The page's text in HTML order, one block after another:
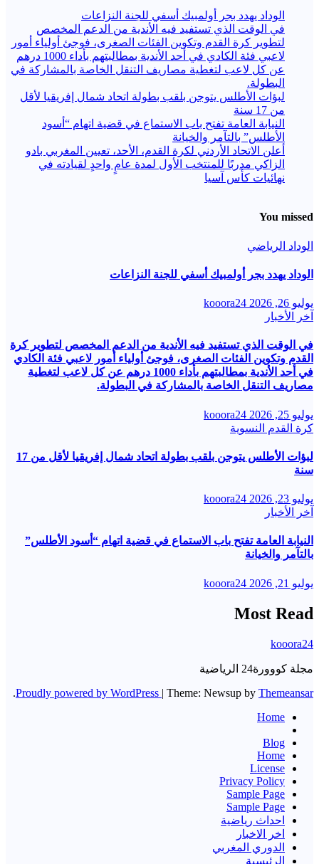
الوداد يهدد بجر أولمبيك أسفي للجنة النزاعات
في الوقت الذي تستفيد فيه الأندية من الدعم المخصص
لتطوير كرة القدم وتكوين الفئات الصغرى، فوجئ أولياء أمور
لاعبي فئة الكادي في أحد الأندية بمطالبتهم بأداء 1000 درهم
عن كل لاعب لتغطية مصاريف التنقل الخاصة بالمشاركة في
البطولة.
لبؤات الأطلس يتوجن بلقب بطولة اتحاد شمال إفريقيا لأقل
من 17 سنة
النيابة العامة تفتح باب الاستماع في قضية اتهام “أسود
الأطلس” بالتآمر والخيانة
أعلن الاتحاد الأردني لكرة القدم، الأحد، تعيين المغربي بادو
الزاكي مدربًا للمنتخب الأول لمدة عامٍ واحدٍ لقيادته ​في
نهائيات كأس آسيا
You missed
الوداد الرياضي
الوداد يهدد بجر أولمبيك أسفي للجنة النزاعات
يوليو 26, 2026
kooora24
آخر الأخبار
في الوقت الذي تستفيد فيه الأندية من الدعم المخصص لتطوير كرة
القدم وتكوين الفئات الصغرى، فوجئ أولياء أمور لاعبي فئة الكادي
في أحد الأندية بمطالبتهم بأداء 1000 درهم عن كل لاعب لتغطية
مصاريف التنقل الخاصة بالمشاركة في البطولة.
يوليو 25, 2026
kooora24
كرة القدم النسوية
لبؤات الأطلس يتوجن بلقب بطولة اتحاد شمال إفريقيا لأقل من 17
سنة
يوليو 23, 2026
kooora24
آخر الأخبار
النيابة العامة تفتح باب الاستماع في قضية اتهام “أسود الأطلس”
بالتآمر والخيانة
يوليو 21, 2026 kooora24
Most Read
kooora24
مجلة كووورة24 الرياضية
Proudly powered by WordPress | Theme: Newsup by Themeansar
.
Home
Blog
Home
License
Privacy Policy
Sample Page
Sample Page
احداث رياضية
اخر الاخبار
الدوري المغربي
الرئيسية